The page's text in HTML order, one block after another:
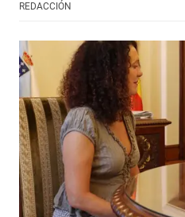
REDACCIÓN